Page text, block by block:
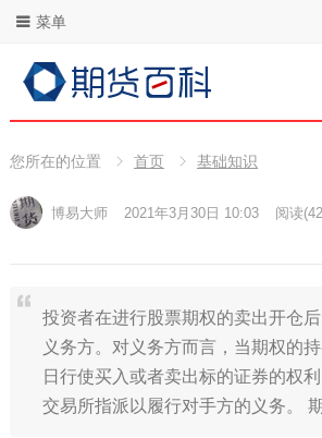
菜单
您所在的位置 首页 基础知识
博易大师 2021年3月30日 10:03 阅读
投资者在进行股票期权的卖出开仓
义务方。对义务方而言，当期权的
日行使买入或者卖出标的证券的权
交易所指派以履行对手方的义务。